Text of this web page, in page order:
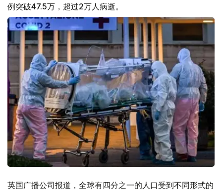
例突破47.5万，超过2万人病逝。
英国广播公司报道，全球有四分之一的人口受到不同形式的